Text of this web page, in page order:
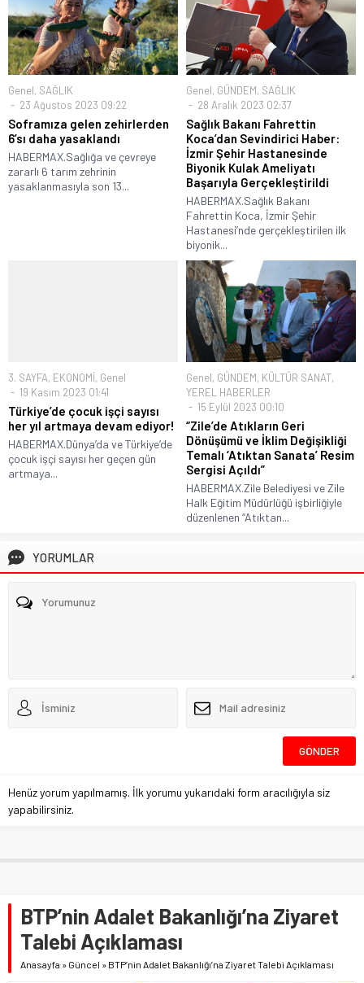
Genel, SAĞLIK
23 Ağustos 2023 09:22
Soframıza gelen zehirlerden
6’sı daha yasaklandı
HABERMAX.Sağlığa ve çevreye
zararlı 6 tarım zehrinin
yasaklanmasıyla son 13...
Genel, GÜNDEM, SAĞLIK
28 Aralık 2023 02:37
Sağlık Bakanı Fahrettin
Koca’dan Sevindirici Haber:
İzmir Şehir Hastanesinde
Biyonik Kulak Ameliyatı
Başarıyla Gerçekleştirildi
HABERMAX.Sağlık Bakanı
Fahrettin Koca, İzmir Şehir
Hastanesi’nde gerçekleştirilen ilk
biyonik...
3. SAYFA, EKONOMİ, Genel
19 Kasım 2023 01:41
Türkiye’de çocuk işçi sayısı
her yıl artmaya devam ediyor!
HABERMAX.Dünya’da ve Türkiye’de
çocuk işçi sayısı her geçen gün
artmaya...
Genel, GÜNDEM, KÜLTÜR SANAT,
YEREL HABERLER
15 Eylül 2023 00:10
“Zile’de Atıkların Geri
Dönüşümü ve İklim Değişikliği
Temalı ‘Atıktan Sanata’ Resim
Sergisi Açıldı”
HABERMAX.Zile Belediyesi ve Zile
Halk Eğitim Müdürlüğü işbirliğiyle
düzenlenen “Atıktan...
YORUMLAR
Henüz yorum yapılmamış. İlk yorumu yukarıdaki form aracılığıyla siz
yapabilirsiniz.
BTP’nin Adalet Bakanlığı’na Ziyaret
Talebi Açıklaması
Anasayfa » Güncel » BTP’nin Adalet Bakanlığı’na Ziyaret Talebi Açıklaması